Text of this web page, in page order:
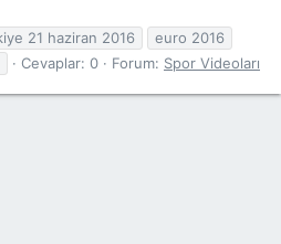
21 haziran 2016
euro 2016
Cevaplar: 0 Forum: Spor Videoları